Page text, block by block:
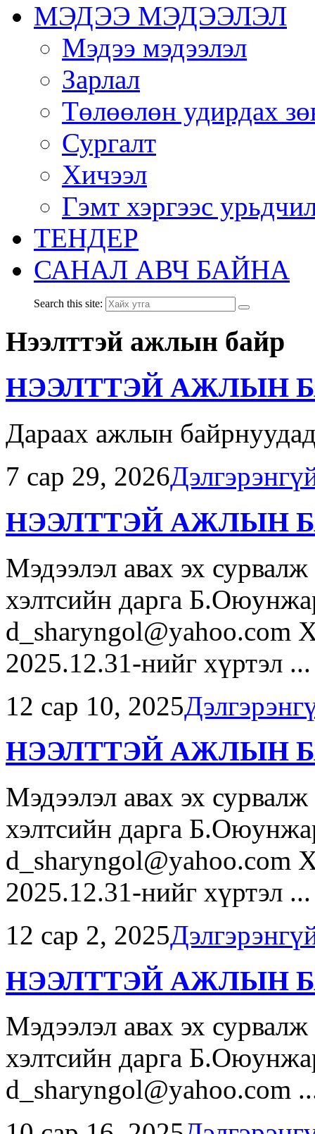
МЭДЭЭ МЭДЭЭЛЭЛ
Мэдээ мэдээлэл
Зарлал
Төлөөлөн удирдах
Сургалт
Хичээл
Гэмт хэргээс
ТЕНДЕР
САНАЛ АВЧ БАЙНА
Search this site:
Нээлттэй ажлын байр
НЭЭЛТТЭЙ АЖЛЫН
Дараах ажлын
7 сар 29, 2026
НЭЭЛТТЭЙ АЖЛЫН
Мэдээлэл авах эх
хэлтсийн дарга
d_sharyngol@yahoo.com
2025.12.31-нийг хүртэл ...
12 сар 10, 2025
НЭЭЛТТЭЙ АЖЛЫН
Мэдээлэл авах эх
хэлтсийн дарга
d_sharyngol@yahoo.com
2025.12.31-нийг хүртэл ...
12 сар 2, 2025
НЭЭЛТТЭЙ АЖЛЫН
Мэдээлэл авах эх
хэлтсийн дарга
d_sharyngol@yahoo.com